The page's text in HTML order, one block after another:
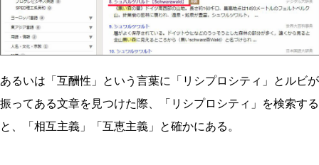
あるいは「互酬性」という言葉に「リシプロシティ」とルビが
振ってある文章を見つけた際、「リシプロシティ」を検索する
と、「相互主義」「互恵主義」と確かにある。